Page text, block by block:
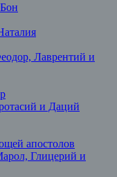
Лаврентий и
и Даций
апостолов
Глицерий и